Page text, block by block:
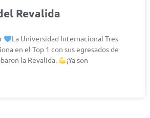
Revalida
La Universidad Internacional Tres
en el Top 1 con sus egresados de
la Revalida.
¡Ya son